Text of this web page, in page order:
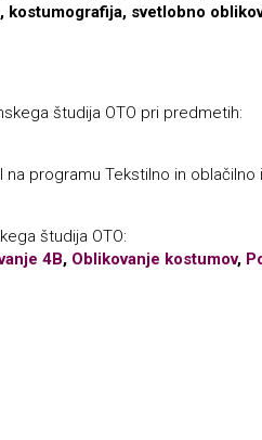
kostumografija, svetlobno
študija OTO pri predmetih:
programu Tekstilno in
študija OTO:
4B, Oblikovanje kostumov,